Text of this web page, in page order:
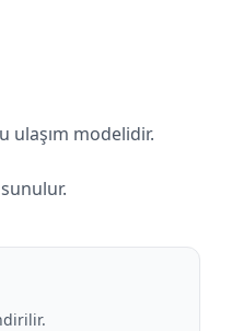
ulaşım modelidir.